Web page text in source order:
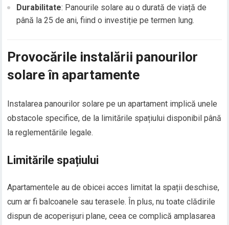
Durabilitate: Panourile solare au o durată de viață de
până la 25 de ani, fiind o investiție pe termen lung.
Provocările instalării panourilor
solare în apartamente
Instalarea panourilor solare pe un apartament implică unele
obstacole specifice, de la limitările spațiului disponibil până
la reglementările legale.
Limitările spațiului
Apartamentele au de obicei acces limitat la spații deschise,
cum ar fi balcoanele sau terasele. În plus, nu toate clădirile
dispun de acoperișuri plane, ceea ce complică amplasarea